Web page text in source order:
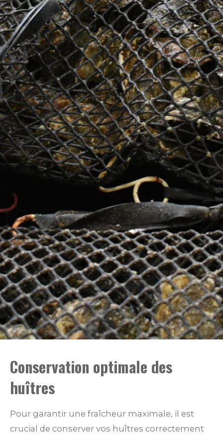
Conservation optimale des
huîtres
Pour garantir une fraîcheur maximale, il est
crucial de conserver vos huîtres correctement